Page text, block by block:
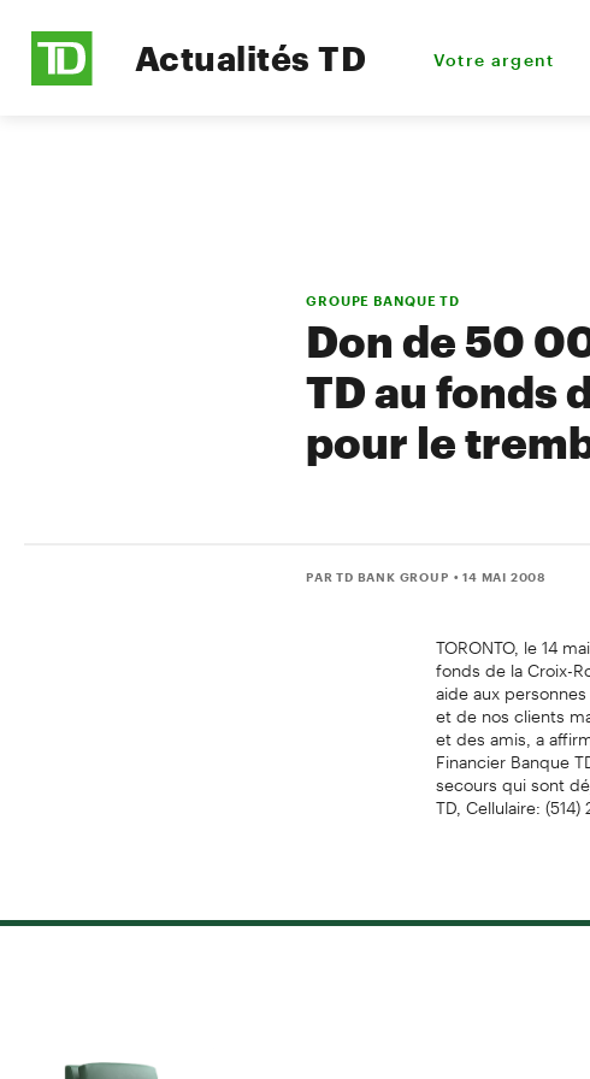
Actualités TD Votre argent
GROUPE BANQUE TD
Don de 50
TD au fonds
pour le
PAR TD BANK GROUP • 14 MAI 2008
TORONTO, le 14
fonds de la Croix-
aide aux
et de nos clients
et des amis, a
Financier Banque
secours qui sont
TD, Cellulaire: